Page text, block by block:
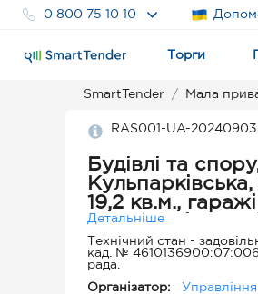
0 800 75 10 10
Торги
SmartTender Мала
RAS001-UA-
Будівлі та
19,2 кв.м.,
канцелярія
Детальніше
Технічний стан -
кад. №
рада.
Організатор: